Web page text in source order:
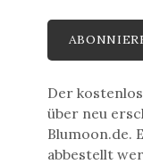
Der
über neu
Blumoon.de.
abbestellt